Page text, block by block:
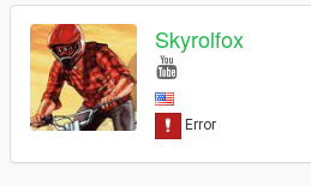
Skyrolfox